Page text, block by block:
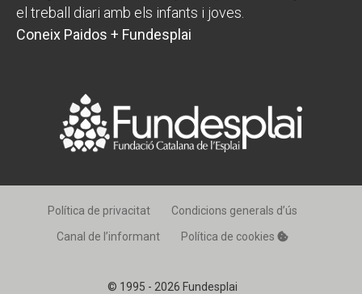
el treball diari amb els infants i joves.
Coneix Paidos + Fundesplai
© 1995 - 2026 Fundesplai
Política de privacitat
Condicions generals d’ús
Canal de l’informant
Política de cookies